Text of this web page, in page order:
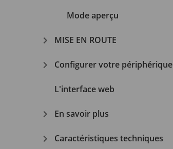
Mode aperçu
MISE EN ROUTE
Configurer votre périphérique
L'interface web
En savoir plus
Caractéristiques techniques